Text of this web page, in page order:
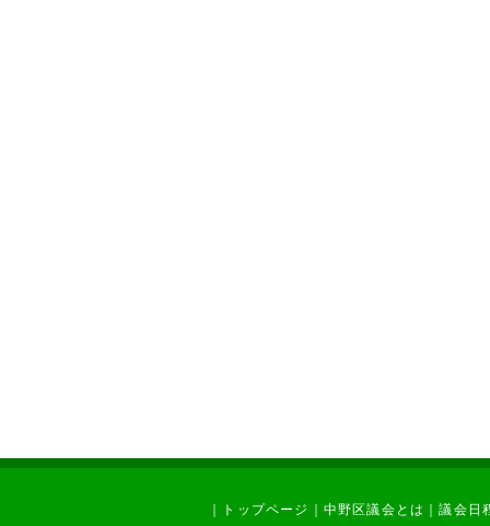
トップページ 中野区議会とは ｜議会日